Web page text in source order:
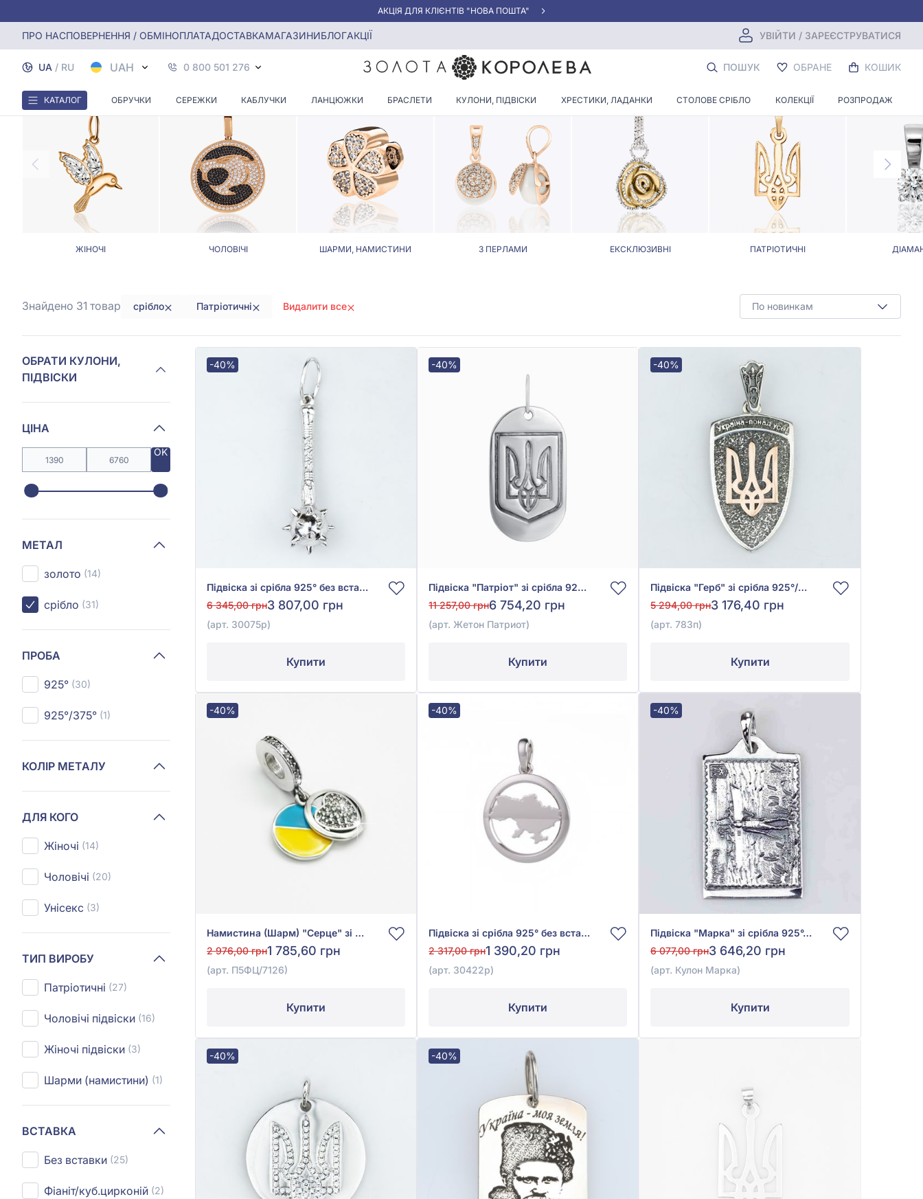
АКЦІЯ ДЛЯ КЛІЄНТІВ "НОВА ПОШТА"
ПРО НАСПОВЕРНЕННЯ / ОБМІНОПЛАТАДОСТАВКАМАГАЗИНИБЛОГАКЦІЇ УВІЙТИ / ЗАРЕЄСТРУВАТИСЯ
UA / RU UAH 0 800 501 276 ПОШУК ОБРАНЕ КОШИК
КАТАЛОГ ОБРУЧКИ СЕРЕЖКИ КАБЛУЧКИ ЛАНЦЮЖКИ БРАСЛЕТИ КУЛОНИ, ПІДВІСКИ ХРЕСТИКИ, ЛАДАНКИ СТОЛОВЕ СРІБЛО КОЛЕКЦІЇ РОЗПРОДАЖ
Головна Кулони, Підвіски Патріотичний кулон зі срібла
ПАТРІОТИЧНИЙ КУЛОН ЗІ СРІБЛА
ЖІНОЧІ ЧОЛОВІЧІ ШАРМИ, НАМИСТИНИ З ПЕРЛАМИ ЕКСКЛЮЗИВНІ ПАТРІОТИЧНІ
По новинкам
Знайдено 31 товар срібло Патріотичні Видалити все
ОБРАТИ КУЛОНИ,
ПІДВІСКИ
ЦІНА
OK
МЕТАЛ
золото (14)
срібло (31)
ПРОБА
925° (30)
925°/375° (1)
КОЛІР МЕТАЛУ
ДЛЯ КОГО
Жіночі (14)
Чоловічі (20)
Унісекс (3)
ТИП ВИРОБУ
Патріотичні (27)
Чоловічі підвіски (16)
Жіночі підвіски (3)
Шарми (намистини) (1)
ВСТАВКА
Без вставки (25)
Фіаніт/куб.цирконій (2)
-40%
Підвіска зі срібла 925° без вставки, арт. 30075р
6 345,00 грн3 807,00 грн
(арт. 30075р)
Купити
-40%
Підвіска "Патріот" зі срібла 925°, арт. Жетон Патріот
11 257,00 грн6 754,20 грн
(арт. Жетон Патриот)
Купити
-40%
Підвіска "Герб" зі срібла 925°/375° без вставки, арт. 783п
5 294,00 грн3 176,40 грн
(арт. 783п)
Купити
-40%
Намистина (Шарм) "Серце" зі срібла 925° з червоним фіанітом/куб.цирконієм, арт. П5ФЦ/7126
2 976,00 грн1 785,60 грн
(арт. П5ФЦ/7126)
Купити
-40%
Підвіска зі срібла 925° без вставки, арт. 30422р
2 317,00 грн1 390,20 грн
(арт. 30422р)
Купити
-40%
Підвіска "Марка" зі срібла 925°, арт. Кулон Марка
6 077,00 грн3 646,20 грн
(арт. Кулон Марка)
Купити
-40% -40%